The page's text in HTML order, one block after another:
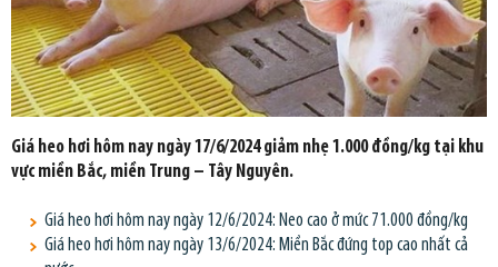
Giá heo hơi hôm nay ngày 17/6/2024 giảm nhẹ 1.000 đồng/kg tại khu
vực miền Bắc, miền Trung – Tây Nguyên.
Giá heo hơi hôm nay ngày 12/6/2024: Neo cao ở mức 71.000 đồng/kg
Giá heo hơi hôm nay ngày 13/6/2024: Miền Bắc đứng top cao nhất cả